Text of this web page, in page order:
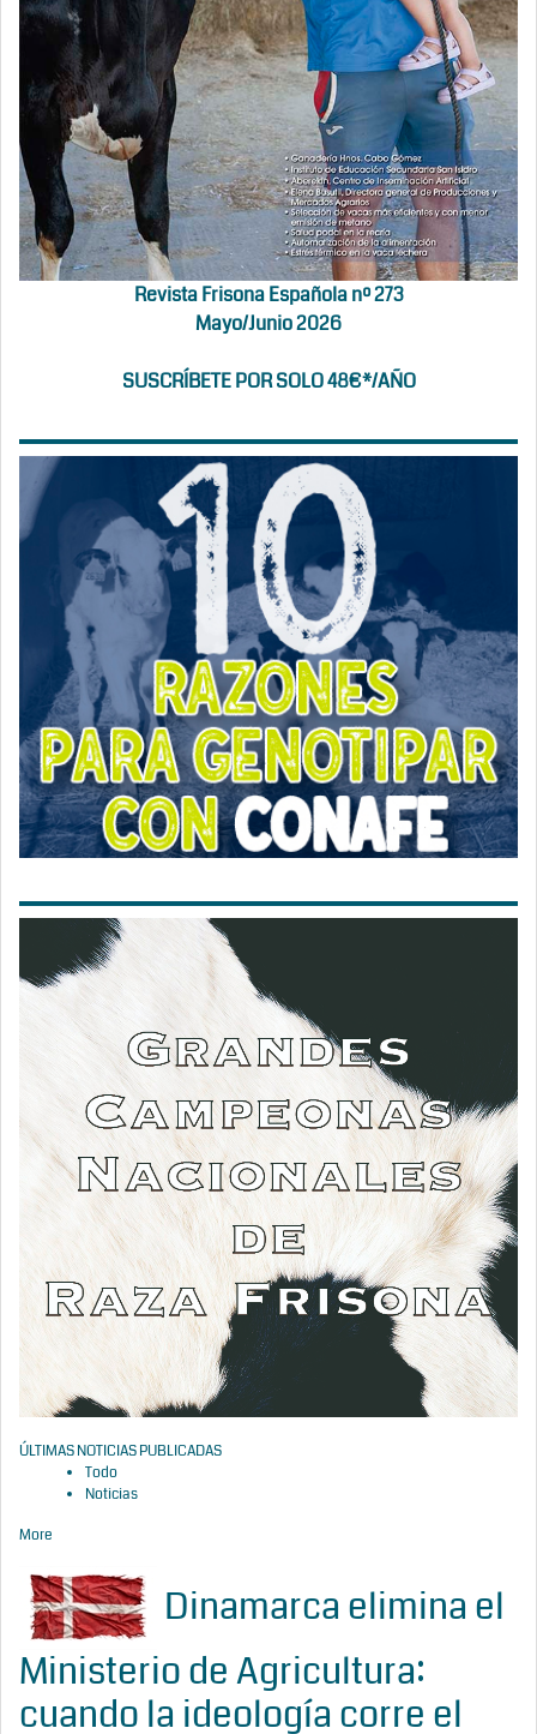
Revista Frisona Española nº 273
Mayo/Junio 2026
SUSCRÍBETE POR SOLO 48€*/AÑO
ÚLTIMAS NOTICIAS PUBLICADAS
Todo
Noticias
More
Dinamarca elimina el
Ministerio de Agricultura:
cuando la ideología corre el